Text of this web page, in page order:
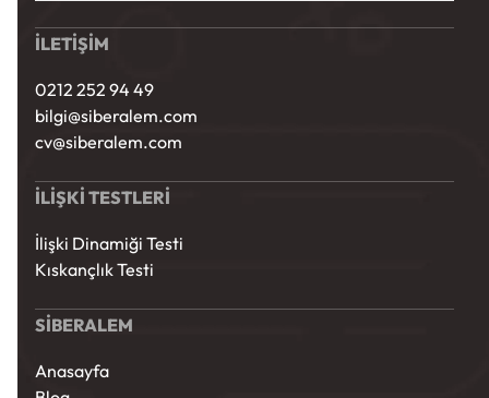
İLETİŞİM
0212 252 94 49
bilgi@siberalem.com
cv@siberalem.com
İLİŞKİ TESTLERİ
İlişki Dinamiği Testi
Kıskançlık Testi
SİBERALEM
Anasayfa